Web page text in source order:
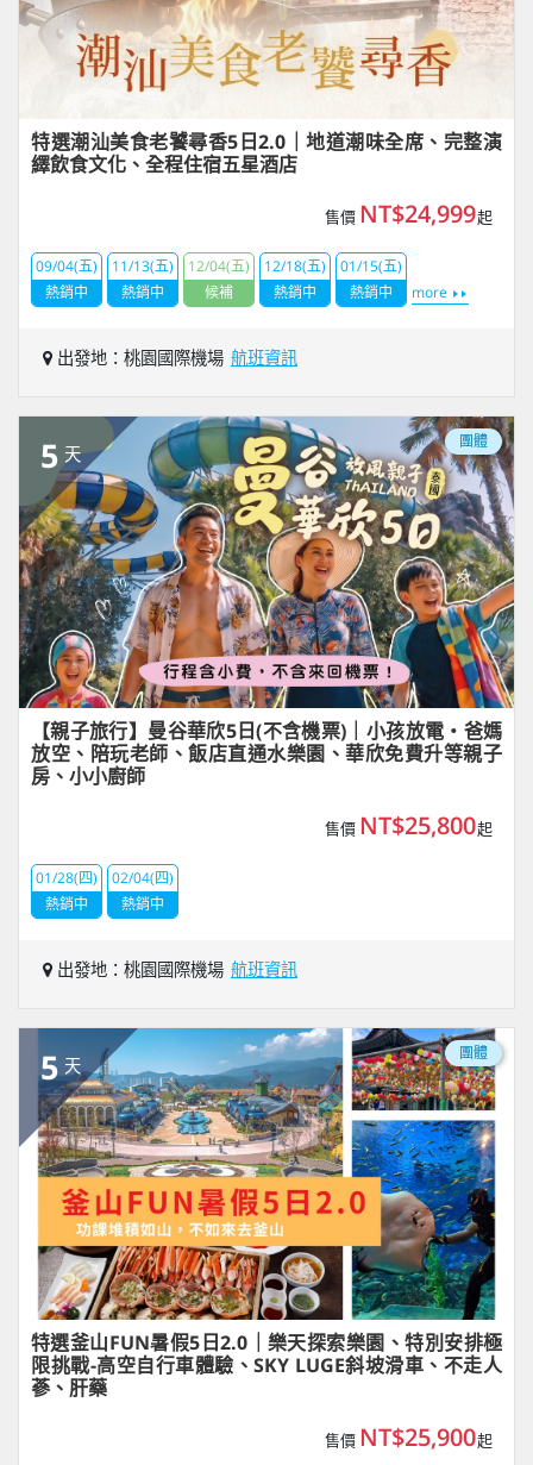
特選潮汕美食老饕尋香5日2.0｜地道潮味全席、完整演
繹飲食文化、全程住宿五星酒店
售價 NT$24,999起
09/04(五)
熱銷中
11/13(五)
熱銷中
12/04(五)
候補
12/18(五)
熱銷中
01/15(五)
熱銷中
more
出發地：桃園國際機場 航班資訊
5 天
團體
【親子旅行】曼谷華欣5日(不含機票)｜小孩放電・爸媽
放空、陪玩老師、飯店直通水樂園、華欣免費升等親子
房、小小廚師
售價 NT$25,800起
01/28(四)
熱銷中
02/04(四)
熱銷中
出發地：桃園國際機場 航班資訊
5 天
團體
特選釜山FUN暑假5日2.0｜樂天探索樂園、特別安排極
限挑戰-高空自行車體驗、SKY LUGE斜坡滑車、不走人
蔘、肝藥
售價 NT$25,900起